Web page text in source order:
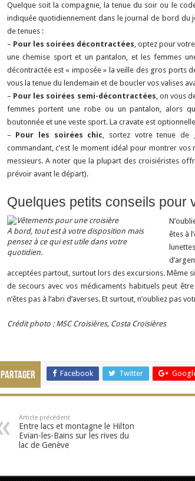
Quelque soit la compagnie, la tenue du soir ou le
indiquée quotidiennement dans le journal de bord du
de tenues :
– Pour les soirées décontractées, optez pour
une chemise sport et un pantalon, et les femmes
décontractée est « imposée » la veille des gros ports
vous la tenue du lendemain et de boucler vos valises
– Pour les soirées semi-décontractées, on vous
femmes portent une robe ou un pantalon, alors
boutonnée et une veste sport. La cravate est
– Pour les soirées chic, sortez votre tenue de
commandant, c’est le moment idéal pour montrer
messieurs. A noter que la plupart des croisiéristes
prévoir avant le départ).
Quelques petits conseils pour
A bord, tout est à votre disposition mais
pensez à ce qui est utile dans votre
quotidien.
êtes à
acceptées partout, surtout lors des excursions. Même
de secours avec vos médicaments habituels peut
n’êtes pas à l’abri d’averses. Et surtout, n’oubliez pas
Crédit photo : MSC Croisières, Costa Croisières
Partager Facebook Twitter
Article précédent
Entre lacs et montagne le Hilton
Evian-les-Bains sur les rives du
lac de Genève